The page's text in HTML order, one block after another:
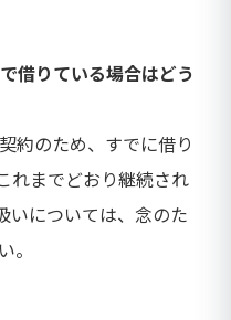
借りている場合はどう
約のため、すでに借り
れまでどおり継続され
いについては、念のた
。